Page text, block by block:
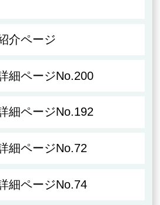
介ページ
細ページNo.200
細ページNo.192
細ページNo.72
細ページNo.74